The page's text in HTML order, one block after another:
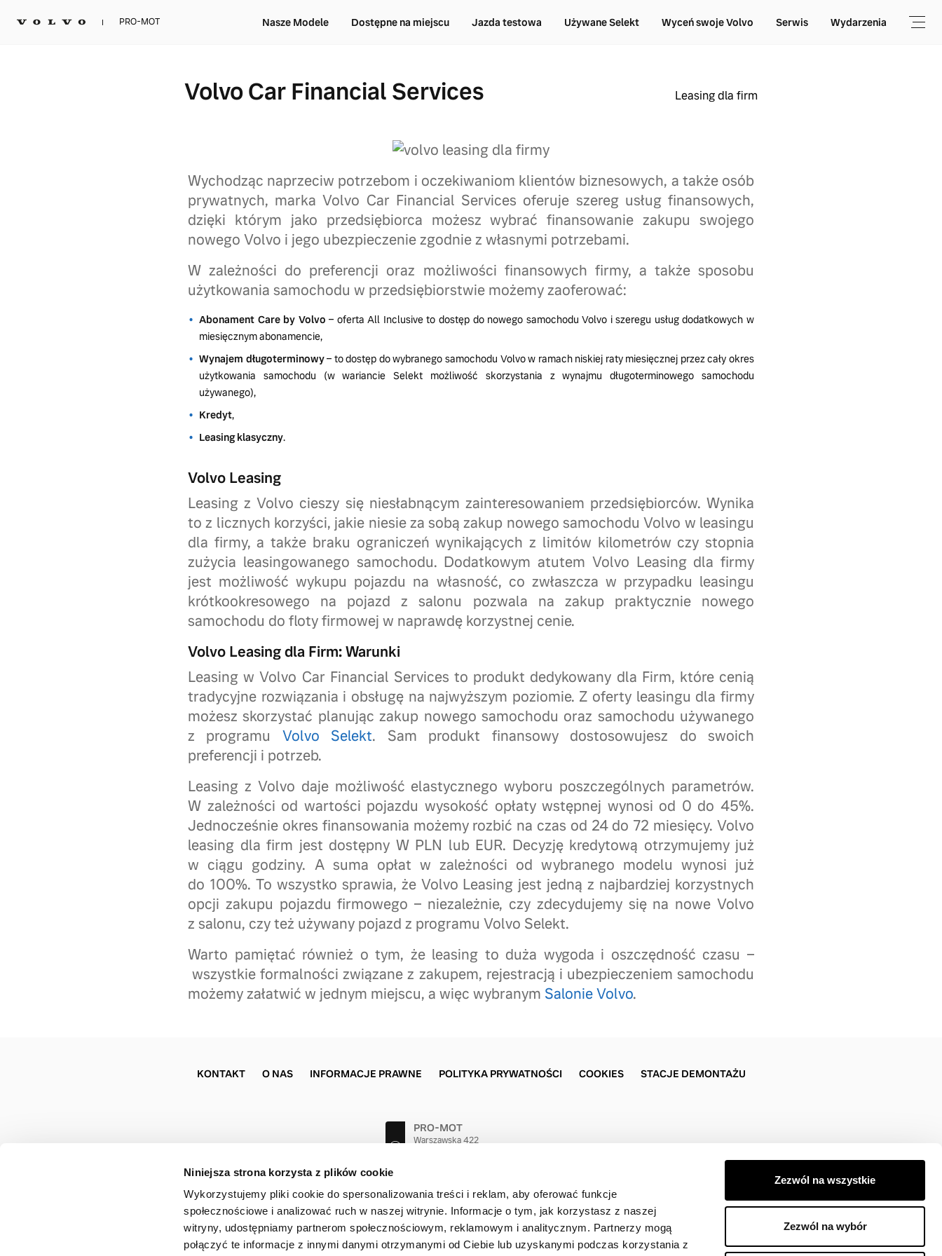
Niniejsza strona korzysta z plików cookie
Wykorzystujemy pliki cookie do spersonalizowania treści i reklam, aby oferować funkcje
społecznościowe i analizować ruch w naszej witrynie. Informacje o tym, jak korzystasz z naszej
witryny, udostępniamy partnerom społecznościowym, reklamowym i analitycznym. Partnerzy mogą
połączyć te informacje z innymi danymi otrzymanymi od Ciebie lub uzyskanymi podczas korzystania z
Zezwól na wszystkie
Zezwól na wybór
PRO-MOT Nasze Modele Dostępne na miejscu Jazda testowa Używane Selekt Wyceń swoje Volvo Serwis Wydarzenia
Volvo Car Financial Services Leasing dla firm
Wychodząc naprzeciw potrzebom i oczekiwaniom klientów biznesowych, a także osób
prywatnych, marka Volvo Car Financial Services oferuje szereg usług finansowych,
dzięki którym jako przedsiębiorca możesz wybrać finansowanie zakupu swojego
nowego Volvo i jego ubezpieczenie zgodnie z własnymi potrzebami.
W zależności do preferencji oraz możliwości finansowych firmy, a także sposobu
użytkowania samochodu w przedsiębiorstwie możemy zaoferować:
Abonament Care by Volvo – oferta All Inclusive to dostęp do nowego samochodu Volvo i szeregu usług dodatkowych w
miesięcznym abonamencie,
Wynajem długoterminowy– to dostęp do wybranego samochodu Volvo w ramach niskiej raty miesięcznej przez cały okres
użytkowania samochodu (w wariancie Selekt możliwość skorzystania z wynajmu długoterminowego samochodu
używanego),
Kredyt,
Leasing klasyczny.
Volvo Leasing
Leasing z Volvo cieszy się niesłabnącym zainteresowaniem przedsiębiorców. Wynika
to z licznych korzyści, jakie niesie za sobą zakup nowego samochodu Volvo w leasingu
dla firmy, a także braku ograniczeń wynikających z limitów kilometrów czy stopnia
zużycia leasingowanego samochodu. Dodatkowym atutem Volvo Leasing dla firmy
jest możliwość wykupu pojazdu na własność, co zwłaszcza w przypadku leasingu
krótkookresowego na pojazd z salonu pozwala na zakup praktycznie nowego
samochodu do floty firmowej w naprawdę korzystnej cenie.
Volvo Leasing dla Firm: Warunki
Leasing w Volvo Car Financial Services to produkt dedykowany dla Firm, które cenią
tradycyjne rozwiązania i obsługę na najwyższym poziomie. Z oferty leasingu dla firmy
możesz skorzystać planując zakup nowego samochodu oraz samochodu używanego
z programu Volvo Selekt. Sam produkt finansowy dostosowujesz do swoich
preferencji i potrzeb.
Leasing z Volvo daje możliwość elastycznego wyboru poszczególnych parametrów.
W zależności od wartości pojazdu wysokość opłaty wstępnej wynosi od 0 do 45%.
Jednocześnie okres finansowania możemy rozbić na czas od 24 do 72 miesięcy. Volvo
leasing dla firm jest dostępny W PLN lub EUR. Decyzję kredytową otrzymujemy już
w ciągu godziny. A suma opłat w zależności od wybranego modelu wynosi już
do 100%. To wszystko sprawia, że Volvo Leasing jest jedną z najbardziej korzystnych
opcji zakupu pojazdu firmowego – niezależnie, czy zdecydujemy się na nowe Volvo
z salonu, czy też używany pojazd z programu Volvo Selekt.
Warto pamiętać również o tym, że leasing to duża wygoda i oszczędność czasu –
wszystkie formalności związane z zakupem, rejestracją i ubezpieczeniem samochodu
możemy załatwić w jednym miejscu, a więc wybranym Salonie Volvo.
KONTAKT O NAS INFORMACJE PRAWNE POLITYKA PRYWATNOŚCI COOKIES STACJE DEMONTAŻU
PRO-MOT
Warszawska 422